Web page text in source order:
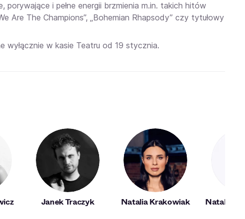
i pełne energii brzmienia m.in. takich hitów
Are The Champions”, „Bohemian Rhapsody” czy tytułowy
wyłącznie w kasie Teatru od 19 stycznia.
Janek Traczyk Natalia Krakowiak
Natalia